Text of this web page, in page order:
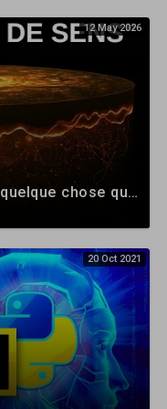
sans chargeur ( une
+ chargeur :
le Small Ring :
3NCLDP9
options :
un téléphone :
12 May 2026
James Webb vient de trouver quelque chose qui brise 100 ans de physique
20 Oct 2021